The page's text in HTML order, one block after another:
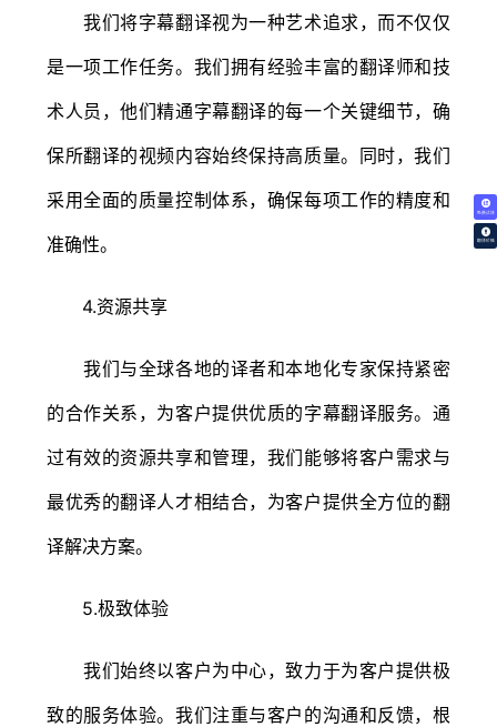
免费试译
翻译价格
我们将字幕翻译视为一种艺术追求，而不仅仅
是一项工作任务。我们拥有经验丰富的翻译师和技
术人员，他们精通字幕翻译的每一个关键细节，确
保所翻译的视频内容始终保持高质量。同时，我们
采用全面的质量控制体系，确保每项工作的精度和
准确性。
4.资源共享
我们与全球各地的译者和本地化专家保持紧密
的合作关系，为客户提供优质的字幕翻译服务。通
过有效的资源共享和管理，我们能够将客户需求与
最优秀的翻译人才相结合，为客户提供全方位的翻
译解决方案。
5.极致体验
我们始终以客户为中心，致力于为客户提供极
致的服务体验。我们注重与客户的沟通和反馈，根